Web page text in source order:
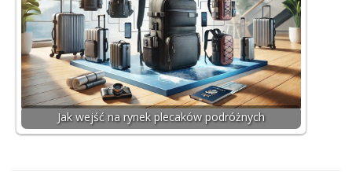
Jak wejść na rynek plecaków podróżnych